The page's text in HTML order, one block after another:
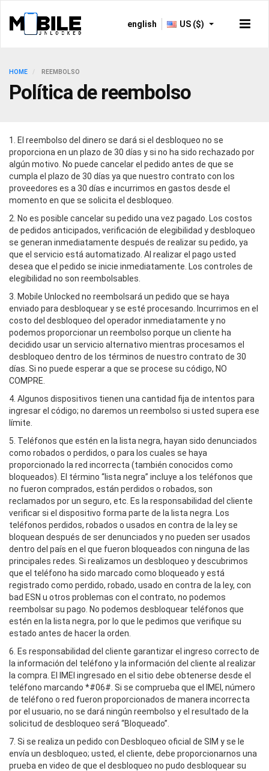
english US ($)
HOME REEMBOLSO
Política de reembolso
1. El reembolso del dinero se dará si el desbloqueo no se
proporciona en un plazo de 30 días y si no ha sido rechazado por
algún motivo. No puede cancelar el pedido antes de que se
cumpla el plazo de 30 días ya que nuestro contrato con los
proveedores es a 30 días e incurrimos en gastos desde el
momento en que se solicita el desbloqueo.
2. No es posible cancelar su pedido una vez pagado. Los costos
de pedidos anticipados, verificación de elegibilidad y desbloqueo
se generan inmediatamente después de realizar su pedido, ya
que el servicio está automatizado. Al realizar el pago usted
desea que el pedido se inicie inmediatamente. Los controles de
elegibilidad no son reembolsables.
3. Mobile Unlocked no reembolsará un pedido que se haya
enviado para desbloquear y se esté procesando. Incurrimos en el
costo del desbloqueo del operador inmediatamente y no
podemos proporcionar un reembolso porque un cliente ha
decidido usar un servicio alternativo mientras procesamos el
desbloqueo dentro de los términos de nuestro contrato de 30
días. Si no puede esperar a que se procese su código, NO
COMPRE.
4. Algunos dispositivos tienen una cantidad fija de intentos para
ingresar el código; no daremos un reembolso si usted supera ese
límite.
5. Teléfonos que estén en la lista negra, hayan sido denunciados
como robados o perdidos, o para los cuales se haya
proporcionado la red incorrecta (también conocidos como
bloqueados). El término “lista negra” incluye a los teléfonos que
no fueron comprados, están perdidos o robados, son
reclamados por un seguro, etc. Es la responsabilidad del cliente
verificar si el dispositivo forma parte de la lista negra. Los
teléfonos perdidos, robados o usados en contra de la ley se
bloquean después de ser denunciados y no pueden ser usados
dentro del país en el que fueron bloqueados con ninguna de las
principales redes. Si realizamos un desbloqueo y descubrimos
que el teléfono ha sido marcado como bloqueado y está
registrado como perdido, robado, usado en contra de la ley, con
bad ESN u otros problemas con el contrato, no podemos
reembolsar su pago. No podemos desbloquear teléfonos que
estén en la lista negra, por lo que le pedimos que verifique su
estado antes de hacer la orden.
6. Es responsabilidad del cliente garantizar el ingreso correcto de
la información del teléfono y la información del cliente al realizar
la compra. El IMEI ingresado en el sitio debe obtenerse desde el
teléfono marcando *#06#. Si se comprueba que el IMEI, número
de teléfono o red fueron proporcionados de manera incorrecta
por el usuario, no se dará ningún reembolso y el resultado de la
solicitud de desbloqueo será “Bloqueado”.
7. Si se realiza un pedido con Desbloqueo oficial de SIM y se le
envía un desbloqueo; usted, el cliente, debe proporcionarnos una
prueba en video de que el desbloqueo no pudo desbloquear su